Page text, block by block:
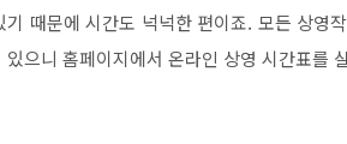
때문에 시간도 넉넉한 편이죠. 모든 상영
으니 홈페이지에서 온라인 상영 시간표를